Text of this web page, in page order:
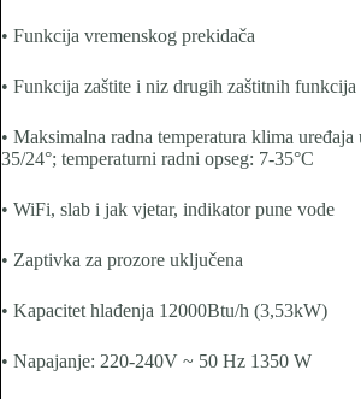
• Funkcija vremenskog prekidača
• Funkcija zaštite i niz drugih zaštitnih funkcija
• Maksimalna radna temperatura klima uređaja
35/24°; temperaturni radni opseg: 7-35°C
• WiFi, slab i jak vjetar, indikator pune vode
• Zaptivka za prozore uključena
• Kapacitet hlađenja 12000Btu/h (3,53kW)
• Napajanje: 220-240V ~ 50 Hz 1350 W